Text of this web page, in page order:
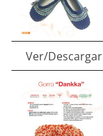
Ver/Descargar